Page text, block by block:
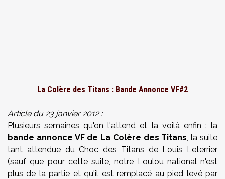
La Colère des Titans : Bande Annonce VF#2
Article du 23 janvier 2012 :
Plusieurs semaines qu'on l'attend et la voilà enfin : la
bande annonce VF de La Colère des Titans, la suite
tant attendue du Choc des Titans de Louis Leterrier
(sauf que pour cette suite, notre Loulou national n'est
plus de la partie et qu'il est remplacé au pied levé par